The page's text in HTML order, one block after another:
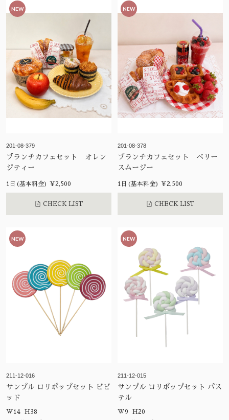
NEW
201-08-379
ブランチカフェセット オレン
ジティー
1日(基本料金) ¥2,500
CHECK LIST
NEW
201-08-378
ブランチカフェセット ベリー
スムージー
1日(基本料金) ¥2,500
CHECK LIST
NEW
211-12-016
サンプル ロリポップセット ビビ
ッド
W14 H38
NEW
211-12-015
サンプル ロリポップセット パス
テル
W9 H20